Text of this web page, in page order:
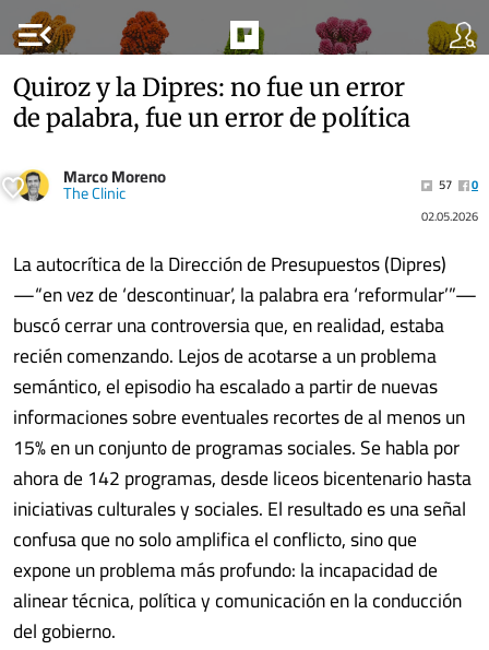
menu_open
Quiroz y la Dipres: no fue un error
de palabra, fue un error de política
Marco Moreno
The Clinic 57
0
02.05.2026
La autocrítica de la Dirección de Presupuestos (Dipres)
—“en vez de ‘descontinuar’, la palabra era ‘reformular’”—
buscó cerrar una controversia que, en realidad, estaba
recién comenzando. Lejos de acotarse a un problema
semántico, el episodio ha escalado a partir de nuevas
informaciones sobre eventuales recortes de al menos un
15% en un conjunto de programas sociales. Se habla por
ahora de 142 programas, desde liceos bicentenario hasta
iniciativas culturales y sociales. El resultado es una señal
confusa que no solo amplifica el conflicto, sino que
expone un problema más profundo: la incapacidad de
alinear técnica, política y comunicación en la conducción
del gobierno.